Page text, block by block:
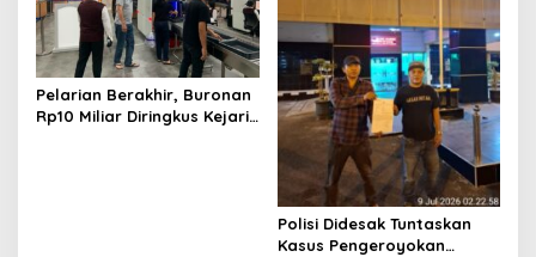
Pelarian Berakhir, Buronan
Rp10 Miliar Diringkus Kejari
Polisi Didesak Tuntaskan
Kasus Pengeroyokan